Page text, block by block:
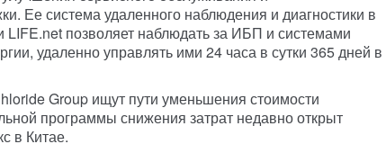
Ее система удаленного наблюдения и диагностики в
позволяет наблюдать за ИБП и системами
удаленно управлять ими 24 часа в сутки 365 дней в
Group ищут пути уменьшения стоимости
программы снижения затрат недавно открыт
в Китае.